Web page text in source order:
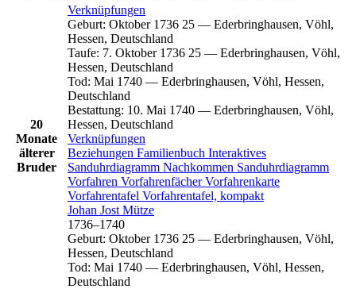
20
Monate
älterer
Bruder
Verknüpfungen
Geburt: Oktober 1736 25 — Ederbringhausen, Vöhl,
Hessen, Deutschland
Taufe: 7. Oktober 1736 25 — Ederbringhausen, Vöhl,
Hessen, Deutschland
Tod: Mai 1740 — Ederbringhausen, Vöhl, Hessen,
Deutschland
Bestattung: 10. Mai 1740 — Ederbringhausen, Vöhl,
Hessen, Deutschland
Verknüpfungen
Beziehungen Familienbuch Interaktives
Sanduhrdiagramm Nachkommen Sanduhrdiagramm
Vorfahren VorfahrenfächerVorfahrenkarte
Vorfahrentafel Vorfahrentafel, kompakt
Johan Jost Mütze
1736–1740
Geburt: Oktober 1736 25 — Ederbringhausen, Vöhl,
Hessen, Deutschland
Tod: Mai 1740 — Ederbringhausen, Vöhl, Hessen,
Deutschland